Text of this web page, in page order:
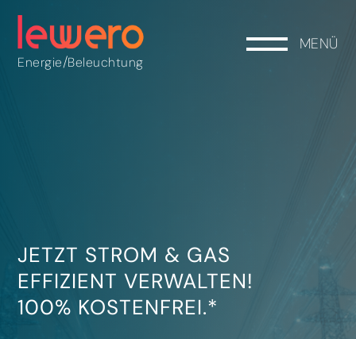
Energie/Beleuchtung
MENÜ
JETZT STROM & GAS
EFFIZIENT VERWALTEN!
100% KOSTENFREI.*